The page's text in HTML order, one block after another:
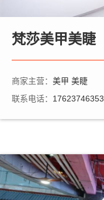
梵莎美甲美睫
商家主营： 美甲 美睫
联系电话： 17623746353